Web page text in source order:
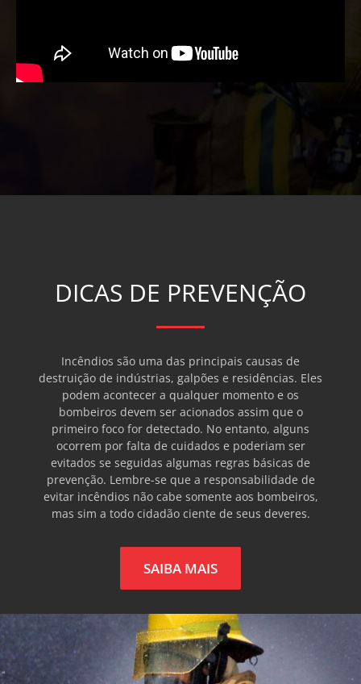
DICAS DE PREVENÇÃO
Incêndios são uma das principais causas de
destruição de indústrias, galpões e residências. Eles
podem acontecer a qualquer momento e os
bombeiros devem ser acionados assim que o
primeiro foco for detectado. No entanto, alguns
ocorrem por falta de cuidados e poderiam ser
evitados se seguidas algumas regras básicas de
prevenção. Lembre-se que a responsabilidade de
evitar incêndios não cabe somente aos bombeiros,
mas sim a todo cidadão ciente de seus deveres.
SAIBA MAIS